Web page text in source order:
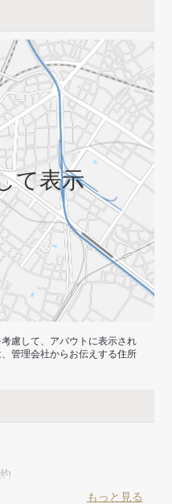
1分）
て表示
慮して、アバウトに表示され
管理会社からお伝えする住所
もっと見る